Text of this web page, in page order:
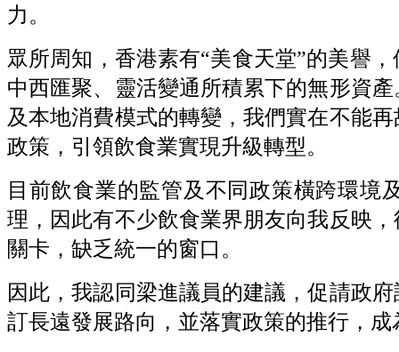
力。
眾所周知，香港素有“美食天堂”的美譽
中西匯聚、靈活變通所積累下的無形資
及本地消費模式的轉變，我們實在不能
政策，引領飲食業實現升級轉型。
目前飲食業的監管及不同政策橫跨環境
理，因此有不少飲食業界朋友向我反映
關卡，缺乏統一的窗口。
因此，我認同梁進議員的建議，促請政
訂長遠發展路向，並落實政策的推行，